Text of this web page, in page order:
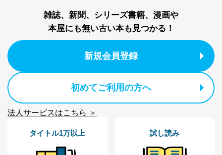
代表取締役会長 西野 伸一郎
個人情報の取扱いについて
用・提供・管理いたします。
東京都渋谷区南平台町16-11
株式会社富士山マガジンサービス
個人情報保護管理者: 経営管理グループディレクター 前
雑誌、新聞、シリーズ書籍、漫画や
本屋にも無い古い本も見つかる！
新規会員登録
初めてご利用の方へ
法人サービスはこちら ＞
タイトル1万以上 試し読み